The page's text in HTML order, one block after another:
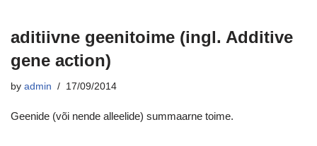
aditiivne geenitoime (ingl. Additive
gene action)
by admin 17/09/2014
Geenide (või nende alleelide) summaarne toime.